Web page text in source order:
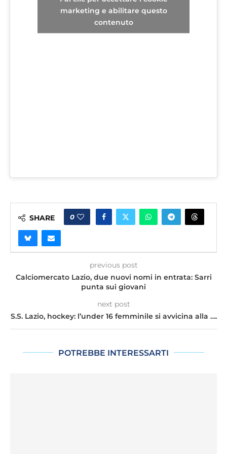
marketing e abilitare questo
contenuto
SHARE 0
previous post
Calciomercato Lazio, due nuovi nomi in entrata: Sarri
punta sui giovani
next post
S.S. Lazio, hockey: l’under 16 femminile si avvicina alla ….
POTREBBE INTERESSARTI